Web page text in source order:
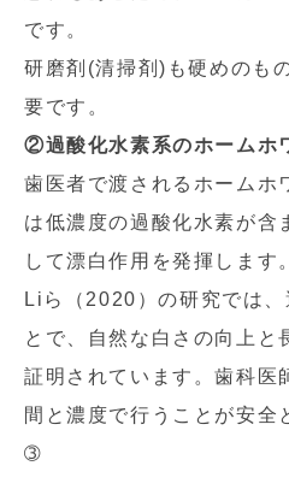
です。
研磨剤(清掃剤)も硬めのも
要です。
②過酸化水素系のホームホ
歯医者で渡されるホームホ
は低濃度の過酸化水素が含
して漂白作用を発揮します。
Liら（2020）の研究では、
とで、自然な白さの向上と
証明されています。歯科医
間と濃度で行うことが安全
➂